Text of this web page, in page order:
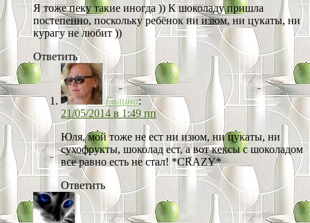
Я тоже пеку такие иногда )) К шоколаду пришла
постепенно, поскольку ребёнок ни изюм, ни цукаты, ни
курагу не любит ))
Ответить
Галина:
21/05/2014 в 1:49 пп
Юля, мой тоже не ест ни изюм, ни цукаты, ни
сухофрукты, шоколад ест, а вот кексы с шоколадом
все равно есть не стал! *CRAZY*
Ответить